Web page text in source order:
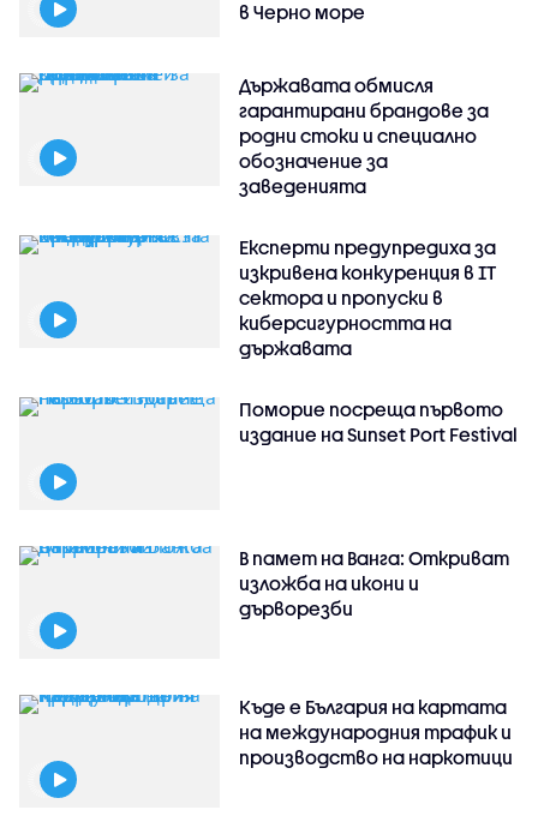
в Черно море
Държавата обмисля
гарантирани брандове за
родни стоки и специално
обозначение за
заведенията
Експерти предупредиха за
изкривена конкуренция в IT
сектора и пропуски в
киберсигурността на
държавата
Поморие посреща първото
издание на Sunset Port Festival
В памет на Ванга: Откриват
изложба на икони и
дърворезби
Къде е България на картата
на международния трафик и
производство на наркотици